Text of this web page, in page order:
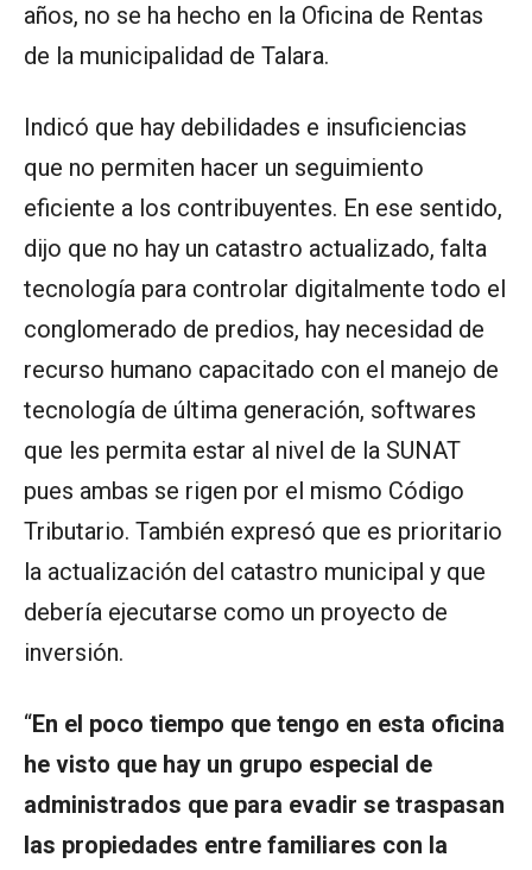
años, no se ha hecho en la Oficina de Rentas
de la municipalidad de Talara.
Indicó que hay debilidades e insuficiencias
que no permiten hacer un seguimiento
eficiente a los contribuyentes. En ese sentido,
dijo que no hay un catastro actualizado, falta
tecnología para controlar digitalmente todo el
conglomerado de predios, hay necesidad de
recurso humano capacitado con el manejo de
tecnología de última generación, softwares
que les permita estar al nivel de la SUNAT
pues ambas se rigen por el mismo Código
Tributario. También expresó que es prioritario
la actualización del catastro municipal y que
debería ejecutarse como un proyecto de
inversión.
“En el poco tiempo que tengo en esta oficina
he visto que hay un grupo especial de
administrados que para evadir se traspasan
las propiedades entre familiares con la